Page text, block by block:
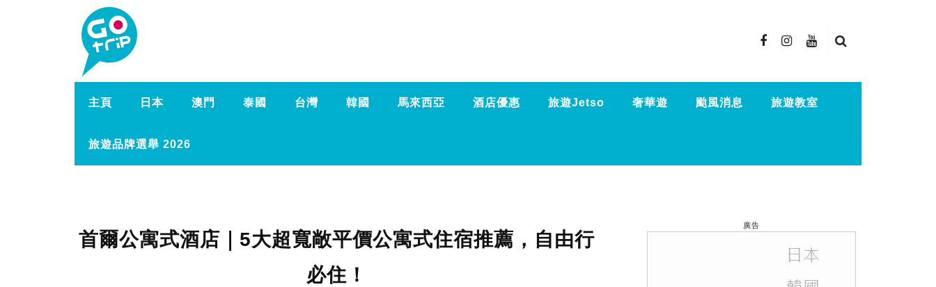
主頁 日本 澳門 泰國 台灣 韓國 馬來西亞 酒店優惠 旅遊Jetso 奢華遊 颱風消息 旅遊教室
旅遊品牌選舉 2026
首爾公寓式酒店｜5大超寬敞平價公寓式住宿推薦，自由行
必住！
廣告